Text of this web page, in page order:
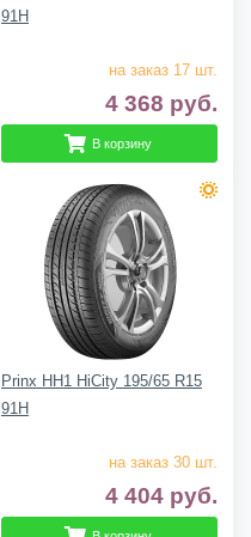
91H
на заказ 17 шт.
4 368 руб.
В корзину
Prinx HH1 HiCity 195/65 R15
91H
на заказ 30 шт.
4 404 руб.